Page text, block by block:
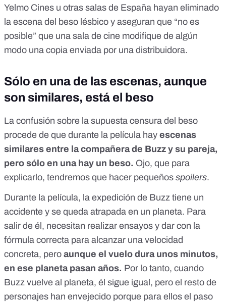
Yelmo Cines u otras salas de España hayan eliminado
la escena del beso lésbico y aseguran que “no es
posible” que una sala de cine modifique de algún
modo una copia enviada por una distribuidora.
Sólo en una de las escenas, aunque
son similares, está el beso
La confusión sobre la supuesta censura del beso
procede de que durante la película hay escenas
similares entre la compañera de Buzz y su pareja,
pero sólo en una hay un beso. Ojo, que para
explicarlo, tendremos que hacer pequeños spoilers.
Durante la película, la expedición de Buzz tiene un
accidente y se queda atrapada en un planeta. Para
salir de él, necesitan realizar ensayos y dar con la
fórmula correcta para alcanzar una velocidad
concreta, pero aunque el vuelo dura unos minutos,
en ese planeta pasan años. Por lo tanto, cuando
Buzz vuelve al planeta, él sigue igual, pero el resto de
personajes han envejecido porque para ellos el paso